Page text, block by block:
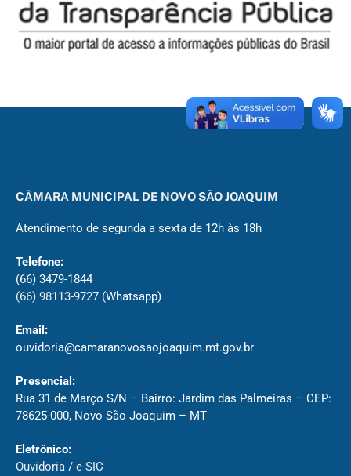
CÂMARA MUNICIPAL DE NOVO SÃO JOAQUIM
Atendimento de segunda a sexta de 12h às 18h
Telefone:
(66) 3479-1844
(66) 98113-9727 (Whatsapp)
Email:
ouvidoria@camaranovosaojoaquim.mt.gov.br
Presencial:
Rua 31 de Março S/N – Bairro: Jardim das Palmeiras – CEP:
78625-000, Novo São Joaquim – MT
Eletrônico:
Ouvidoria / e-SIC